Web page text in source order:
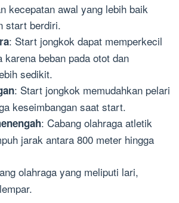
kecepatan awal yang lebih baik
start berdiri.
: Start jongkok dapat memperkecil
karena beban pada otot dan
sedikit.
: Start jongkok memudahkan pelari
keseimbangan saat start.
: Cabang olahraga atletik
jarak antara 800 meter hingga
olahraga yang meliputi lari,